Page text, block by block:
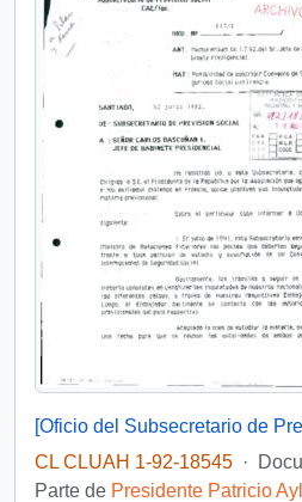
CL CLUAH 1-92-18545 ·
Parte de Presidente Patricio